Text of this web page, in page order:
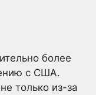
более
с США.
только из-за